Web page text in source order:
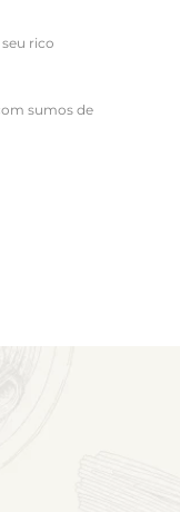
rico
sumos de